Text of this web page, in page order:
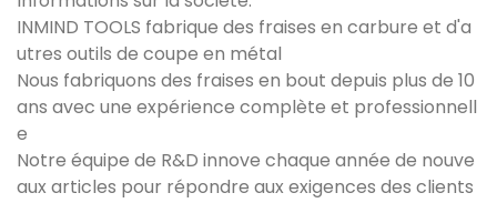
INMIND TOOLS fabrique des fraises en carbure et d'a
utres outils de coupe en métal
Nous fabriquons des fraises en bout depuis plus de 10
ans avec une expérience complète et professionnell
e
Notre équipe de R&D innove chaque année de nouve
aux articles pour répondre aux exigences des clients